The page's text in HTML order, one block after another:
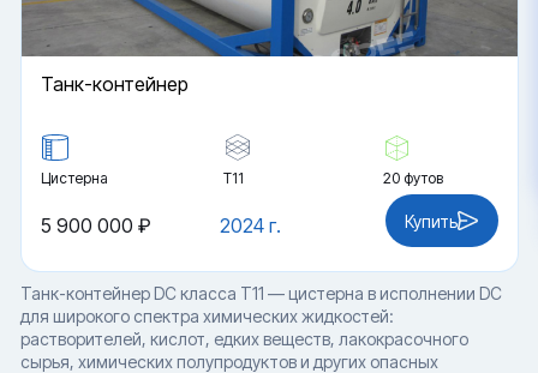
Танк-контейнер
Цистерна Т11 20 футов
2024 г.
5 900 000 ₽ Купить
Танк-контейнер DC класса T11 — цистерна в исполнении DC
для широкого спектра химических жидкостей:
растворителей, кислот, едких веществ, лакокрасочного
сырья, химических полупродуктов и других опасных